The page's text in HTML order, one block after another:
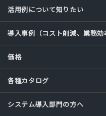
活用例について知りたい
導入事例（コスト削減、業務効
価格
各種カタログ
システム導入部門の方へ